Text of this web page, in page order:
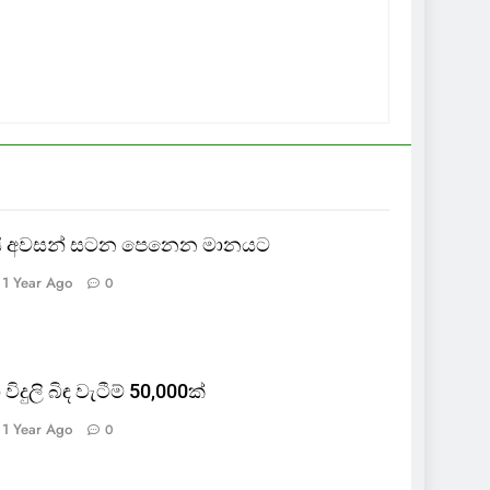
අවසන් සටන පෙනෙන මානයට
1 Year Ago 0
විදුලි බිඳ වැටීම් 50,000ක්
1 Year Ago 0